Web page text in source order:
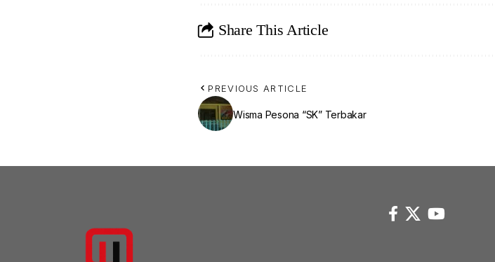
Share This Article
PREVIOUS ARTICLE
Wisma Pesona “SK” Terbakar